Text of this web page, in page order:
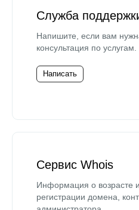
Служба
Напишите, если вам
консультация по услугам.
Написать
Сервис Whois
Информация о возрасте
регистрации домена,